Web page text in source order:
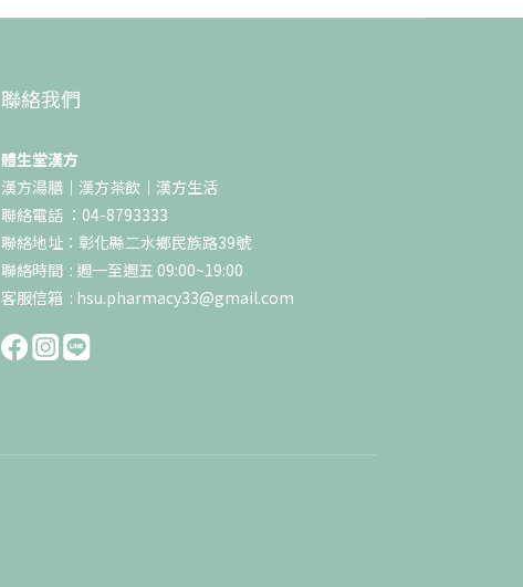
聯絡我們
體生堂漢方
漢方湯膳｜漢方茶飲｜漢方生活
聯絡電話 ：04-8793333
聯絡地址：彰化縣二水鄉民族路39號
聯絡時間 : 週一至週五 09:00~19:00
客服信箱 : hsu.pharmacy33@gmail.com